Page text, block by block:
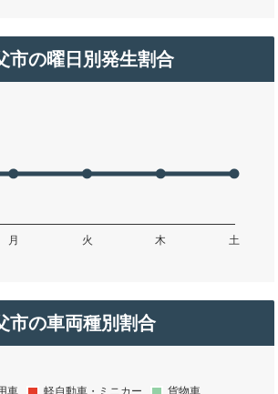
市の曜日別発生割合
市の車両種別割合